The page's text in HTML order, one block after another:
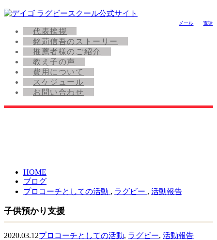
メール 電話
代表挨拶
銘苅信吾のストーリー
推薦者様のご紹介
教え子の声
費用について
スケジュール
お問い合わせ
HOME
ブログ
プロコーチとしての活動 , ラグビー , 活動報告
子供預かり支援
2020.03.12プロコーチとしての活動, ラグビー, 活動報告